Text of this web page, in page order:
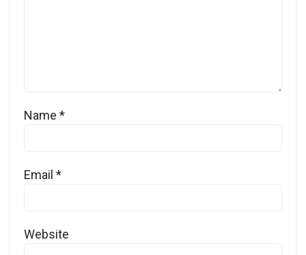
Name *
Email *
Website